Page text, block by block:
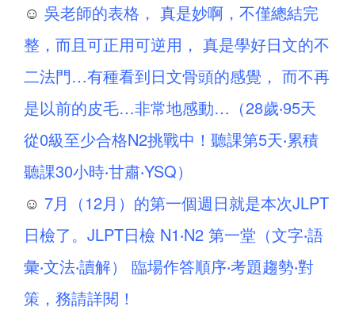
☺ 吳老師的表格， 真是妙啊，不僅總結完
整，而且可正用可逆用， 真是學好日文的不
二法門…有種看到日文骨頭的感覺， 而不再
是以前的皮毛…非常地感動…（28歲‧95天
從0級至少合格N2挑戰中！聽課第5天‧累積
聽課30小時‧甘肅‧YSQ）
☺ 7月（12月）的第一個週日就是本次JLPT
日檢了。JLPT日檢 N1‧N2 第一堂（文字‧語
彙‧文法‧讀解） 臨場作答順序‧考題趨勢‧對
策，務請詳閱！